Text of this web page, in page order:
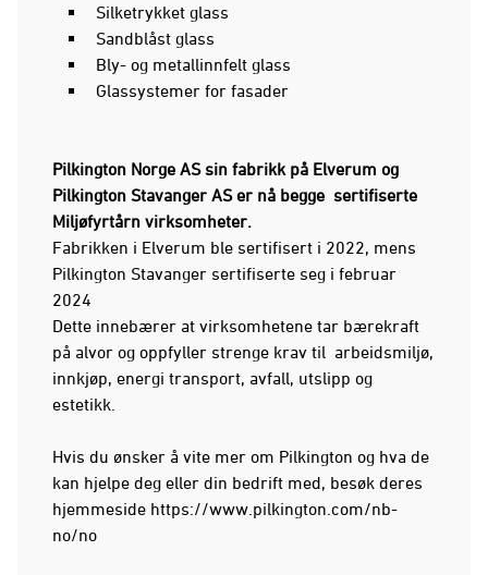
Silketrykket glass
Sandblåst glass
Bly- og metallinnfelt glass
Glassystemer for fasader
Pilkington Norge AS sin fabrikk på Elverum og
Pilkington Stavanger AS er nå begge sertifiserte
Miljøfyrtårn virksomheter.
Fabrikken i Elverum ble sertifisert i 2022, mens
Pilkington Stavanger sertifiserte seg i februar
2024
Dette innebærer at virksomhetene tar bærekraft
på alvor og oppfyller strenge krav til arbeidsmiljø,
innkjøp, energi transport, avfall, utslipp og
estetikk.
Hvis du ønsker å vite mer om Pilkington og hva de
kan hjelpe deg eller din bedrift med, besøk deres
hjemmeside https://www.pilkington.com/nb-
no/no